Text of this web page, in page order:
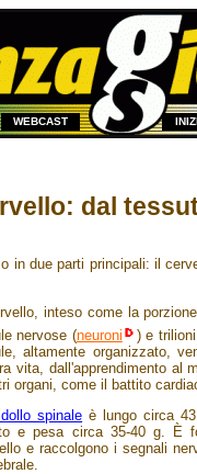
WEBCAST
dal
in due parti principali: il
inteso come la
nervose (neuroni
) e
altamente organizzato,
vita, dall'apprendimento al
organi, come il battito
spinale è lungo circa
e pesa circa 35-40 g. È
e raccolgono i segnali